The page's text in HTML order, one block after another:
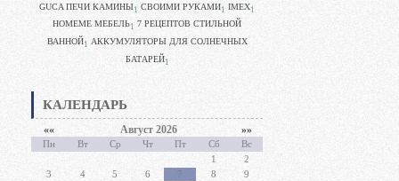
GUCA ПЕЧИ КАМИНЫ1 CВОИМИ РУКАМИ1 IMEX1
HOMEME МЕБЕЛЬ1 7 РЕЦЕПТОВ СТИЛЬНОЙ
ВАННОЙ1 АККУМУЛЯТОРЫ ДЛЯ СОЛНЕЧНЫХ
БАТАРЕЙ1
КАЛЕНДАРЬ
«« Август 2026 »»
Пн Вт Ср Чт Пт Сб
Вс
1
2
3
4 5 6 7 8
9